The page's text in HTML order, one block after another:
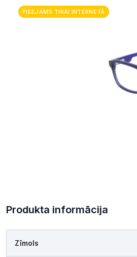
PIEEJAMS TIKAI INTERNETĀ
Produkta informācija
Zīmols